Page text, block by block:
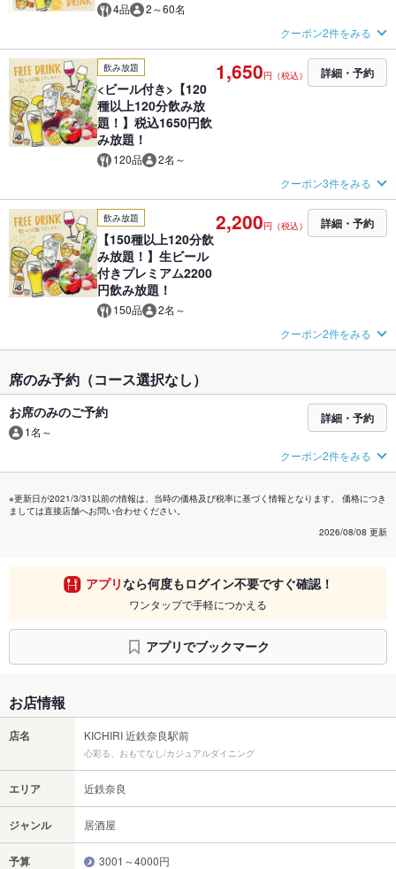
4品 2～60名
クーポン2件をみる
飲み放題
<ビール付き>【120
種以上120分飲み放
題！】税込1650円飲
み放題！
120品 2名～
1,650円（税込） 詳細・予約
クーポン3件をみる
飲み放題
【150種以上120分飲
み放題！】生ビール
付きプレミアム2200
円飲み放題！
150品 2名～
2,200円（税込） 詳細・予約
クーポン2件をみる
席のみ予約（コース選択なし）
お席のみのご予約
1名～
詳細・予約
クーポン2件をみる
※更新日が2021/3/31以前の情報は、当時の価格及び税率に基づく情報となります。 価格につき
ましては直接店舗へお問い合わせください。
2026/08/08 更新
アプリなら何度もログイン不要ですぐ確認！
ワンタップで手軽につかえる
アプリでブックマーク
お店情報
店名 KICHIRI 近鉄奈良駅前
心彩る、おもてなし/カジュアルダイニング
エリア 近鉄奈良
ジャンル 居酒屋
予算 3001～4000円